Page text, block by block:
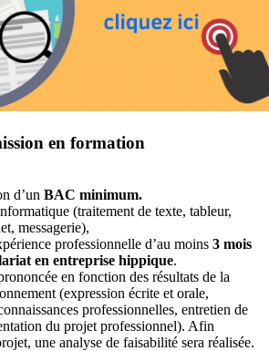
en formation
d’un BAC minimum.
(traitement de texte, tableur,
messagerie),
professionnelle d’au moins 3 mois
en entreprise hippique.
en fonction des résultats de la
(expression écrite et orale,
professionnelles, entretien de
du projet professionnel). Afin
une analyse de faisabilité sera réalisée.